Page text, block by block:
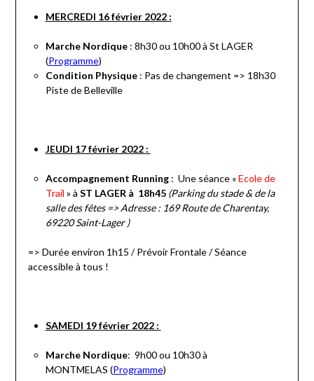
MERCREDI 16 février 2022 :
Marche Nordique: 8h30 ou 10h00 à St LAGER
(Programme)
Condition Physique: Pas de changement => 18h30
Piste de Belleville
JEUDI 17 février 2022 :
Accompagnement Running: Une séance «Ecole de
Trail » à ST LAGER à 18h45 (Parking du stade & de la
salle des fêtes => Adresse : 169 Route de Charentay,
69220 Saint-Lager )
=> Durée environ 1h15 / Prévoir Frontale / Séance
accessible à tous !
SAMEDI 19 février 2022 :
Marche Nordique: 9h00 ou 10h30 à
MONTMELAS (Programme)